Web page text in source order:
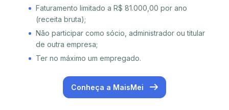
Faturamento limitado a R$ 81.000,00 por ano
(receita bruta);
Não participar como sócio, administrador ou titular
de outra empresa;
Ter no máximo um empregado.
Conheça a MaisMei